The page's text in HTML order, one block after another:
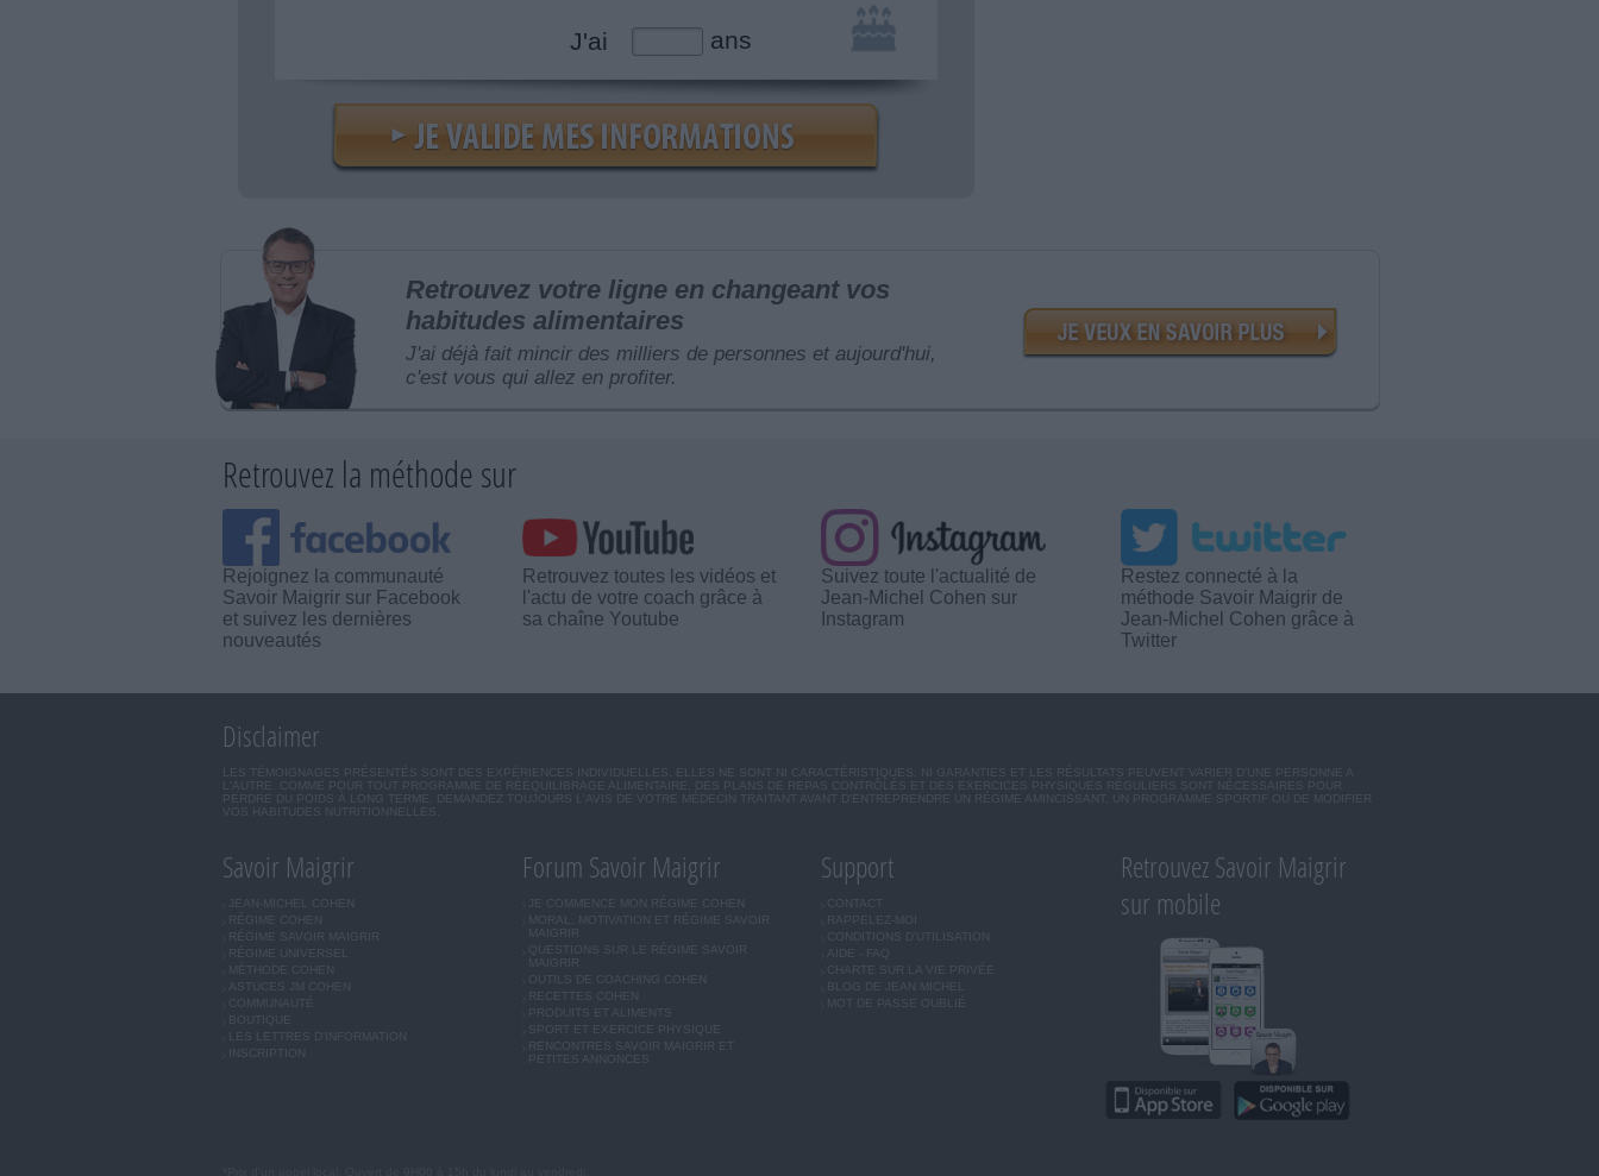
J'ai ans
Retrouvez votre ligne en changeant vos
habitudes alimentaires
J'ai déjà fait mincir des milliers de personnes et aujourd'hui,
c'est vous qui allez en profiter.
Retrouvez la méthode sur
Rejoignez la communauté
Savoir Maigrir sur Facebook
et suivez les dernières
nouveautés
Retrouvez toutes les vidéos et
l'actu de votre coach grâce à
sa chaîne Youtube
Suivez toute l'actualité de
Jean-Michel Cohen sur
Instagram
Restez connecté à la
méthode Savoir Maigrir de
Jean-Michel Cohen grâce à
Twitter
Disclaimer
LES TÉMOIGNAGES PRÉSENTÉS SONT DES EXPÉRIENCES INDIVIDUELLES. ELLES NE SONT NI CARACTÉRISTIQUES, NI GARANTIES ET LES RÉSULTATS PEUVENT VARIER D'UNE PERSONNE A
L'AUTRE. COMME POUR TOUT PROGRAMME DE RÉÉQUILIBRAGE ALIMENTAIRE, DES PLANS DE REPAS CONTRÔLÉS ET DES EXERCICES PHYSIQUES RÉGULIERS SONT NÉCESSAIRES POUR
PERDRE DU POIDS À LONG TERME. DEMANDEZ TOUJOURS L'AVIS DE VOTRE MÉDECIN TRAITANT AVANT D'ENTREPRENDRE UN RÉGIME AMINCISSANT, UN PROGRAMME SPORTIF OU DE MODIFIER
VOS HABITUDES NUTRITIONNELLES.
Savoir Maigrir
JEAN-MICHEL COHEN
RÉGIME COHEN
RÉGIME SAVOIR MAIGRIR
RÉGIME UNIVERSEL
ASTUCES JM COHEN
COMMUNAUTÉ
LES LETTRES D'INFORMATION
INSCRIPTION
Forum Savoir Maigrir
JE COMMENCE MON RÉGIME COHEN
MORAL, MOTIVATION ET RÉGIME SAVOIR
MAIGRIR
QUESTIONS SUR LE RÉGIME SAVOIR
MAIGRIR
OUTILS DE COACHING COHEN
RECETTES COHEN
PRODUITS ET ALIMENTS
SPORT ET EXERCICE PHYSIQUE
RENCONTRES SAVOIR MAIGRIR ET
PETITES ANNONCES
Support
CONTACT
RAPPELEZ-MOI
CONDITIONS D'UTILISATION
AIDE - FAQ
CHARTE SUR LA VIE PRIVÉE
BLOG DE JEAN MICHEL
MOT DE PASSE OUBLIÉ
Retrouvez Savoir Maigrir
sur mobile